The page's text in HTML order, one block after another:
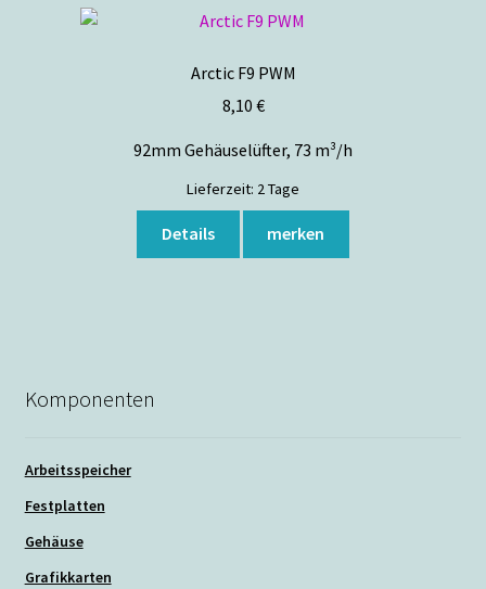
Arctic F9 PWM
8,10 €
92mm Gehäuselüfter, 73 m³/h
Lieferzeit: 2 Tage
Details merken
Komponenten
Arbeitsspeicher
Festplatten
Gehäuse
Grafikkarten